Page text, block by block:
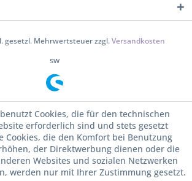
gesetzl. Mehrwertsteuer zzgl.Versandkosten
sw
Cookies, die für den technischen
erforderlich sind und stets gesetzt
Cookies, die den Komfort bei Benutzung
der Direktwerbung dienen oder die
Websites und sozialen Netzwerken
werden nur mit Ihrer Zustimmung gesetzt.